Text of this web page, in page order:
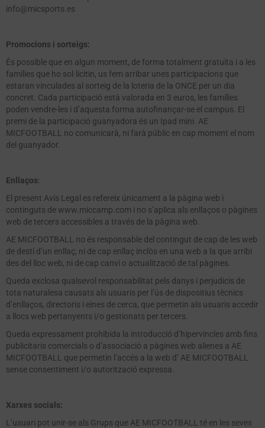
info@micsports.es
Promocions i sorteigs:
És possible que en algun moment, de forma totalment gratuïta i a les
famílies que ho sol·licitin, us fem arribar unes participacions que
estaran vinculades al sorteig de la loteria de la ONCE per un dia
concret. Cada participació està valorada en 3 euros, les famílies
poden vendre-les i d’aquesta forma autofinançar-se el campus. El
premi de la participació guanyadora és un Ipad mini. AE
MICFOOTBALL no comunicarà, ni farà públic en cap moment el nom
del guanyador.
Enllaços:
El present Avís Legal es refereix únicament a la pàgina web i
continguts de www.miccamp.com i no s’aplica als enllaços o pàgines
web de tercers accessibles a través de la pàgina web.
AE MICFOOTBALL no és responsable del contingut de cap de les web
de destí d’un enllaç, ni de cap enllaç inclòs en una web a la que arribi
des del lloc web, ni de cap canvi o actualització de tal pàgines.
Queda exclosa qualsevol responsabilitat pels danys i perjudicis de
tota naturalesa causats als usuaris per l’ús de dispositius tècnics
d’enllaços, directoris i eines de cerca, que permetin als usuaris accedir
a llocs web pertanyents i/o gestionats per tercers.
Queda expressament prohibida la introducció d’hipervincles amb fins
publicitaris comercials o d’associació a pàgines web alienes a AE
MICFOOTBALL que permetin l’accés a la web d’ AE MICFOOTBALL
sense consentiment i/o autorització expressa.
Xarxes socials:
L’usuari pot unir-se als Grups que AE MICFOOTBALL té en les seves